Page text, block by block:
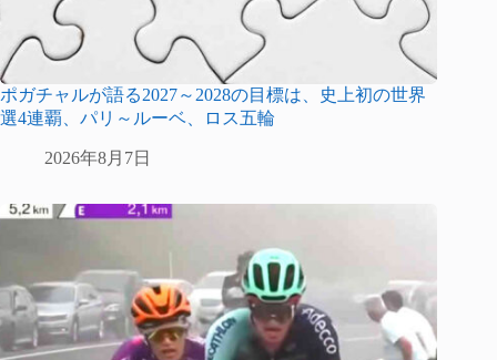
ポガチャルが語る2027～2028の目標は、史上初の世界
選4連覇、パリ～ルーベ、ロス五輪
2026年8月7日